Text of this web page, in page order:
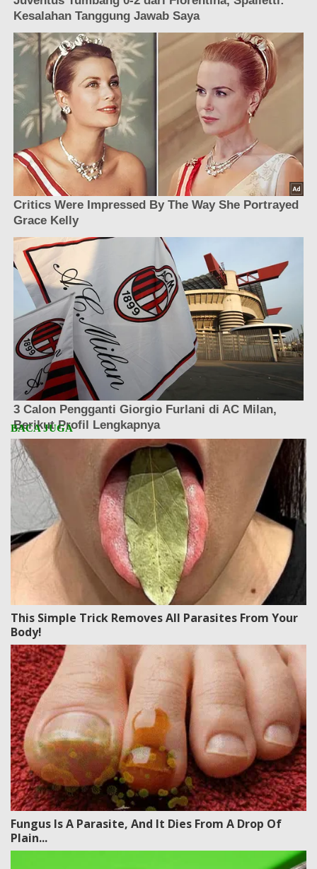
This Simple Trick Removes All Parasites From Your
Body!
Fungus Is A Parasite, And It Dies From A Drop Of
Plain...